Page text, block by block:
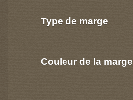
Type de marge
Couleur de la marge